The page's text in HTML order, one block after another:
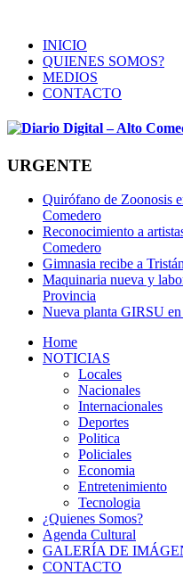
INICIO
QUIENES SOMOS?
MEDIOS
CONTACTO
URGENTE
Quirófano de Zoonosis
Comedero
Reconocimiento a
Comedero
Gimnasia recibe a
Maquinaria nueva y
Provincia
Nueva planta GIRSU
Home
NOTICIAS
Locales
Nacionales
Internacionales
Deportes
Politica
Policiales
Economia
Entretenimiento
Tecnologia
¿Quienes Somos?
Agenda Cultural
GALERÍA DE
CONTACTO